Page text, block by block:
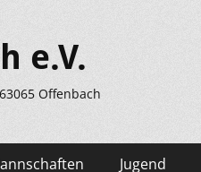
e.V.
Offenbach
Jugend